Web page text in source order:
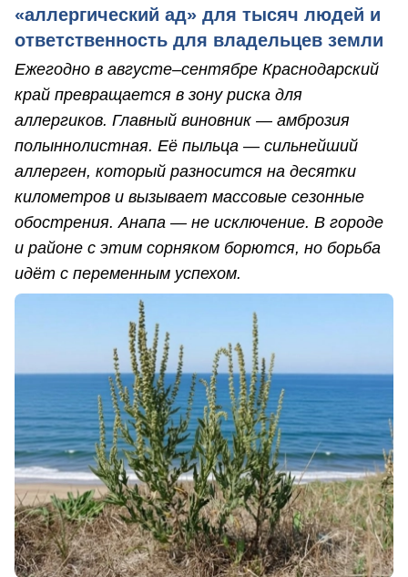
«аллергический ад» для тысяч людей и
ответственность для владельцев земли
Ежегодно в августе–сентябре Краснодарский
край превращается в зону риска для
аллергиков. Главный виновник — амброзия
полыннолистная. Её пыльца — сильнейший
аллерген, который разносится на десятки
километров и вызывает массовые сезонные
обострения. Анапа — не исключение. В городе
и районе с этим сорняком борются, но борьба
идёт с переменным успехом.